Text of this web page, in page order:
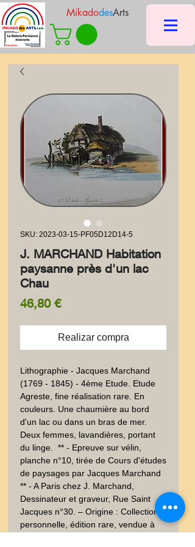
MikadodesArts
SKU: 2023-03-15-PF05D12D14-5
J. MARCHAND Habitation
paysanne près d'un lac
Chau
46,80 €Precio
Realizar compra
Lithographie - Jacques Marchand
(1769 - 1845) - 4ème Etude. Etude
Agreste, fine réalisation rare. En
couleurs. Une chaumière au bord
d'un lac ou dans un bras de mer.
Deux femmes, lavandières, portant
du linge.  ** - Epreuve sur vélin,
planche n°10, tirée de Cours d'études
de paysages par Jacques Marchand
** - A Paris chez J. Marchand,
Dessinateur et graveur, Rue Saint
Jacques n°30. – Origine : Collection
personnelle, édition rare, vendue à